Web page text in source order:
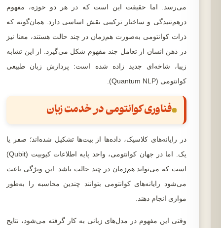
می‌رسد. اما حقیقت این است که در هر دو حوزه، مفهوم
درهم‌تنیدگی و ساختار ترکیبی نقش اساسی دارد. همان‌گونه که
ذرات کوانتومی به‌صورت هم‌زمان در چند حالت هستند، معنا نیز
در ذهن انسان از تعامل چند مفهوم شکل می‌گیرد. از این تشابه
زیبا، شاخه‌ای جدید زاده شده است: پردازش زبان طبیعی
کوانتومی (Quantum NLP).
فناوری کوانتومی در خدمت زبان
در رایانه‌های کلاسیک، داده‌ها از بیت‌ها تشکیل شده‌اند؛ صفر یا
یک. اما در جهان کوانتومی، واحد پایه اطلاعات کیوبیت (Qubit)
است که می‌تواند هم‌زمان در چند حالت باشد. این ویژگی باعث
می‌شود رایانه‌های کوانتومی بتوانند چندین محاسبه را به‌طور
موازی انجام دهند.
وقتی این مفهوم در مدل‌های زبانی به کار گرفته می‌شود، نتایج